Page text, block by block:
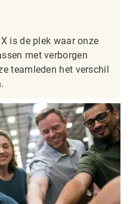
is de plek waar onze
met verborgen
teamleden het verschil